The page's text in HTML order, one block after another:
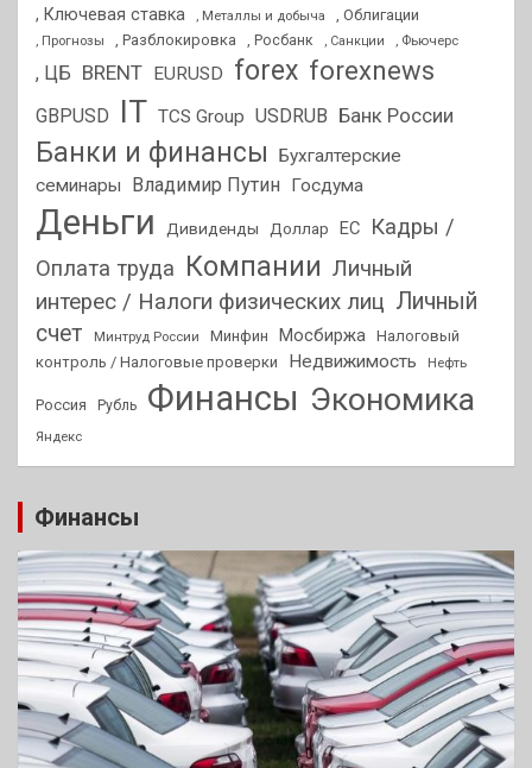
, Ключевая ставка
, Металлы и добыча , Облигации
, Прогнозы , Разблокировка , Росбанк , Санкции , Фьючерс
, ЦБ BRENT EURUSD forex forexnews
GBPUSD IT TCS Group USDRUB Банк России
Банки и финансы
Бухгалтерские
семинары
Владимир Путин Госдума
Деньги Дивиденды Доллар ЕС
Кадры /
Оплата труда Компании Личный
интерес / Налоги физических лиц Личный
счет
Минтруд России Минфин Мосбиржа
Налоговый
контроль / Налоговые проверки
Недвижимость Нефть
Россия Рубль Финансы Экономика
Яндекс
Финансы